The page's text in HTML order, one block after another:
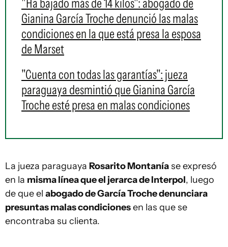
"Ha bajado más de 14 kilos": abogado de
Gianina García Troche denunció las malas
condiciones en la que está presa la esposa
de Marset
"Cuenta con todas las garantías": jueza
paraguaya desmintió que Gianina García
Troche esté presa en malas condiciones
La jueza paraguaya Rosarito Montaníase expresó
en la misma línea que el jerarca de Interpol, luego
de que el abogado de García Troche denunciara
presuntas malas condicionesen las que se
encontraba su clienta.